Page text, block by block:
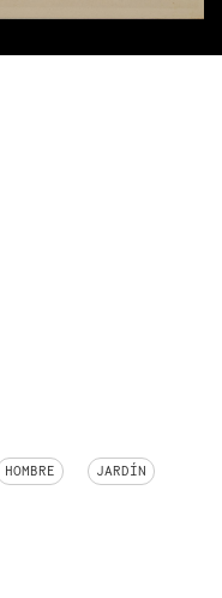
HOMBRE JARDÍN